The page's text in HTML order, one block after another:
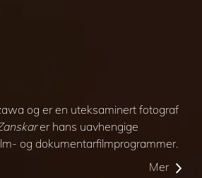
og er en uteksaminert fotograf
er hans uavhengige
og dokumentarfilmprogrammer.
Mer